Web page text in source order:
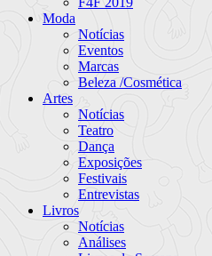
Moda
Notícias
Eventos
Marcas
Beleza /Cosmética
Artes
Notícias
Teatro
Dança
Exposições
Festivais
Entrevistas
Livros
Notícias
Análises